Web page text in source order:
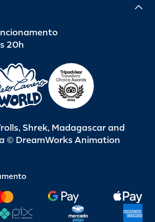
20h
Shrek, Madagascar and
© DreamWorks Animation